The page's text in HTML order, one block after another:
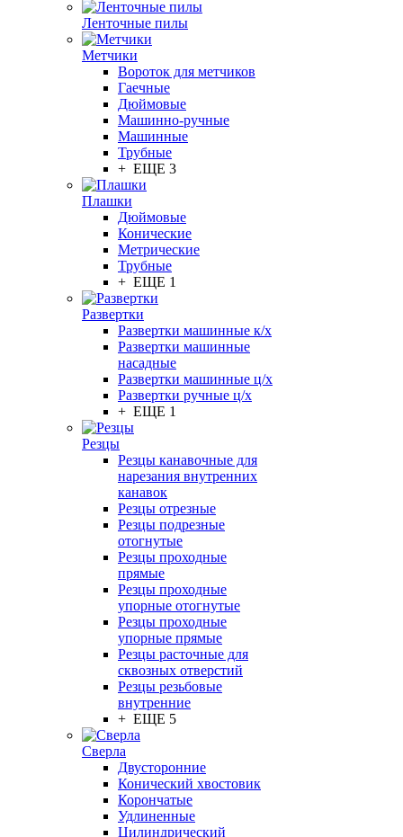
Ленточные пилы
Метчики
Вороток для метчиков
Гаечные
Дюймовые
Машинно-ручные
Машинные
Трубные
+ ЕЩЕ 3
Плашки
Дюймовые
Конические
Метрические
Трубные
+ ЕЩЕ 1
Развертки
Развертки машинные к/х
Развертки машинные
насадные
Развертки машинные ц/х
Развертки ручные ц/х
+ ЕЩЕ 1
Резцы
Резцы канавочные для
нарезания внутренних
канавок
Резцы отрезные
Резцы подрезные
отогнутые
Резцы проходные
прямые
Резцы проходные
упорные отогнутые
Резцы проходные
упорные прямые
Резцы расточные для
сквозных отверстий
Резцы резьбовые
внутренние
+ ЕЩЕ 5
Сверла
Двусторонние
Конический хвостовик
Корончатые
Удлиненные
Цилиндрический